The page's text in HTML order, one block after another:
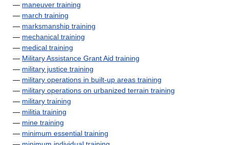
— maneuver training
— march training
— marksmanship training
— mechanical training
— medical training
— Military Assistance Grant Aid training
— military justice training
— military operations in built-up areas training
— military operations on urbanized terrain training
— military training
— militia training
— mine training
— minimum essential training